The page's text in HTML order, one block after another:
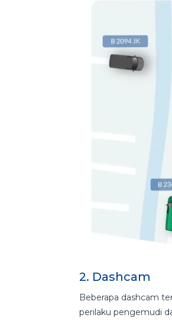
2. Dashcam
Beberapa dashcam
perilaku pengemudi